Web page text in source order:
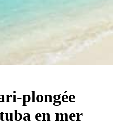
plongée
en mer